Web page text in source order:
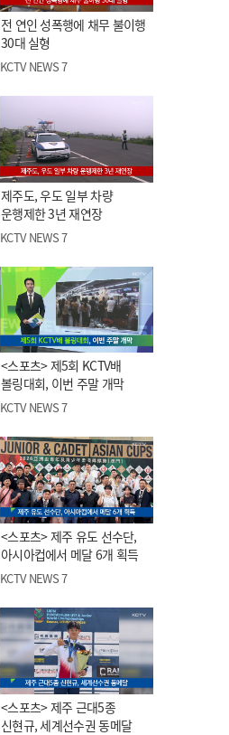
전 연인 성폭행에 채무 불이행
30대 실형
KCTV NEWS 7
제주도, 우도 일부 차량
운행제한 3년 재연장
KCTV NEWS 7
<스포츠> 제5회 KCTV배
볼링대회, 이번 주말 개막
KCTV NEWS 7
<스포츠> 제주 유도 선수단,
아시아컵에서 메달 6개 획득
KCTV NEWS 7
<스포츠> 제주 근대5종
신현규, 세계선수권 동메달